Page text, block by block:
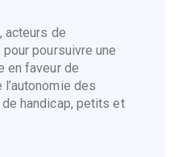
acteurs de
poursuivre une
en faveur de
l’autonomie des
handicap, petits et